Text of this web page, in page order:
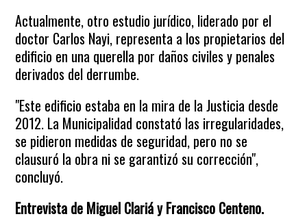
Actualmente, otro estudio jurídico, liderado por el
doctor Carlos Nayi, representa a los propietarios del
edificio en una querella por daños civiles y penales
derivados del derrumbe.
"Este edificio estaba en la mira de la Justicia desde
2012. La Municipalidad constató las irregularidades,
se pidieron medidas de seguridad, pero no se
clausuró la obra ni se garantizó su corrección",
concluyó.
Entrevista de Miguel Clariá y Francisco Centeno.